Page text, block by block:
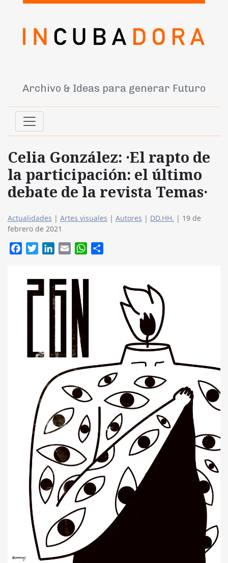
Archivo & Ideas para generar Futuro
Celia González: ·El rapto de
la participación: el último
debate de la revista Temas·
Actualidades | Artes visuales | Autores | DD.HH. | 19 de
febrero de 2021
FacebookTwitterLinkedIn
Email WhatsApp